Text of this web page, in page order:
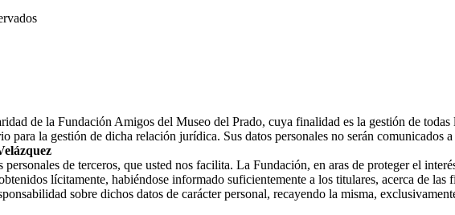
de la Fundación Amigos del Museo del Prado, cuya finalidad es la gestión de
para la gestión de dicha relación jurídica. Sus datos personales no serán comunicados
de terceros, que usted nos facilita. La Fundación, en aras de proteger el
lícitamente, habiéndose informado suficientemente a los titulares, acerca de
sobre dichos datos de carácter personal, recayendo la misma,